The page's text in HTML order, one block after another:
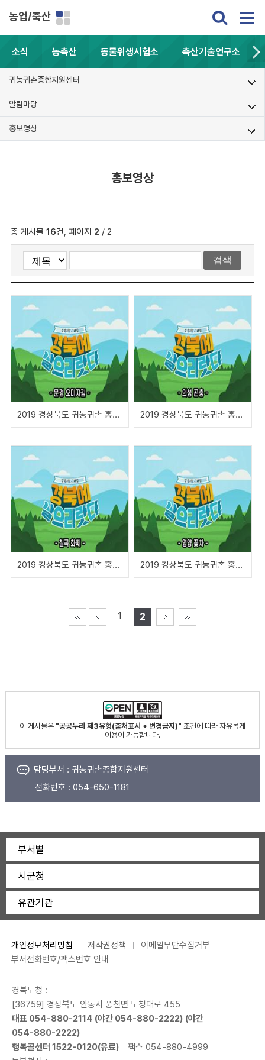
농업/축산
소식 농축산 동물위생시험소 축산기술연구소
귀농귀촌종합지원센터
알림마당
홍보영상
홍보영상
총 게시물 16건, 페이지 2/ 2
2019 경상북도 귀농귀촌 홍보영상(귀농이라 쓰고 성공으로 읽다) 2019 경상북도 귀농귀촌 홍보영상(귀농이라 쓰고 성공으로 읽다)
2019 경상북도 귀농귀촌 홍보영상(귀농이라 쓰고 성공으로 읽다) 2019 경상북도 귀농귀촌 홍보영상(귀농이라 쓰고 성공으로 읽다)
1 2
이 게시물은 "공공누리 제3유형(출처표시 + 변경금지)" 조건에 따라 자유롭게
이용이 가능합니다.
담당부서 : 귀농귀촌종합지원센터
전화번호 : 054-650-1181
부서별
시군청
유관기관
개인정보처리방침 저작권정책
이메일무단수집거부
부서전화번호/팩스번호 안내
경북도청 :
[36759] 경상북도 안동시 풍천면 도청대로 455
대표 054-880-2114 (야간 054-880-2222) (야간
054-880-2222)
행복콜센터 1522-0120(유료)
팩스 054-880-4999